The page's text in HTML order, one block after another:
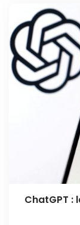
ChatGPT :